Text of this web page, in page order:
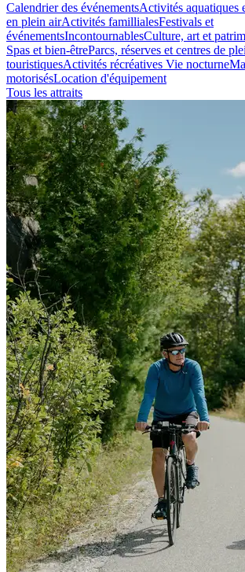
Calendrier des événementsActivités aquatiques
en plein airActivités famillialesFestivals et
événementsIncontournablesCulture, art et
Spas et bien-êtreParcs, réserves et centres de
touristiquesActivités récréatives Vie nocturne
motorisésLocation d'équipement
Tous les attraits